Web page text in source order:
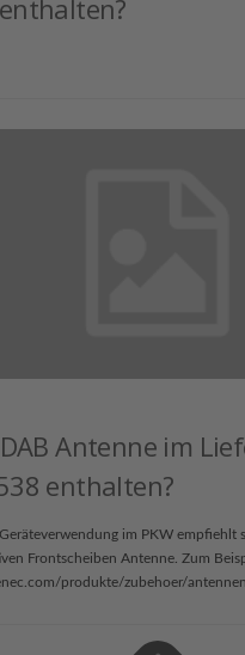
Antenne im
enthalten?
im PKW empfiehlt
Frontscheiben Antenne. Zum
produkte/zubehoer/